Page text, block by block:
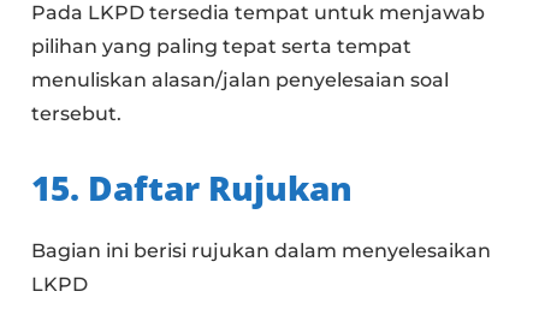
Pada LKPD tersedia tempat untuk menjawab
pilihan yang paling tepat serta tempat
menuliskan alasan/jalan penyelesaian soal
tersebut.
15. Daftar Rujukan
Bagian ini berisi rujukan dalam menyelesaikan
LKPD